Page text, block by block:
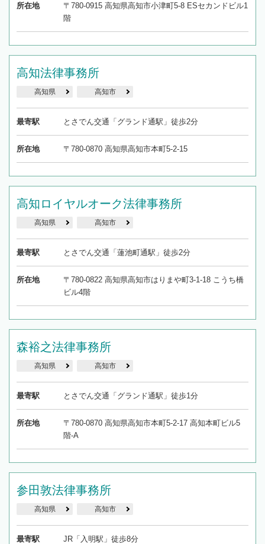
所在地
〒780-0915 高知県高知市小津町5-8 ESセカンドビル1
階
高知法律事務所
高知県 高知市
最寄駅 とさでん交通「グランド通駅」徒歩2分
所在地 〒780-0870 高知県高知市本町5-2-15
高知ロイヤルオーク法律事務所
高知県 高知市
最寄駅 とさでん交通「蓮池町通駅」徒歩2分
所在地
〒780-0822 高知県高知市はりまや町3-1-18 こうち橋
ビル4階
森裕之法律事務所
高知県 高知市
最寄駅 とさでん交通「グランド通駅」徒歩1分
所在地
〒780-0870 高知県高知市本町5-2-17 高知本町ビル5
階-A
参田敦法律事務所
高知県 高知市
最寄駅 JR「入明駅」徒歩8分